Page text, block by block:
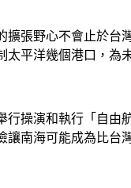
擴張野心不會止於台
太平洋幾個港口，為
行操演和執行「自由
讓南海可能成為比台